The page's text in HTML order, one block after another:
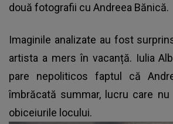
două fotografii cu Andreea Bănică.
Imaginile analizate au fost
artista a mers în vacanță. Iulia
pare nepoliticos faptul că
îmbrăcată summar, lucru care
obiceiurile locului.